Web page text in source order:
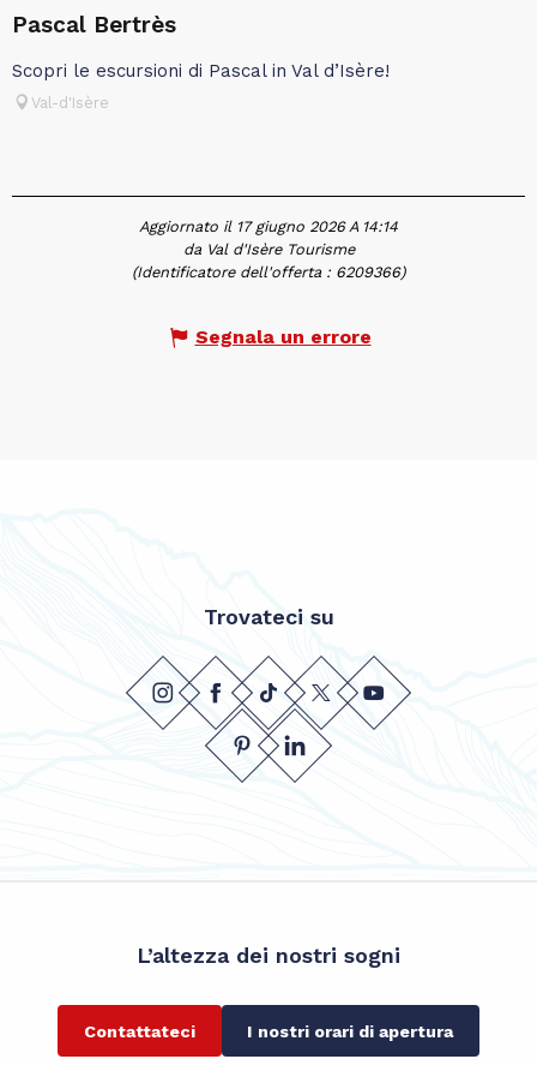
Pascal Bertrès
Scopri le escursioni di Pascal in Val d’Isère!
Val-d'Isère
Aggiornato il 17 giugno 2026 A 14:14
da Val d'Isère Tourisme
(Identificatore dell'offerta : 6209366)
Segnala un errore
Trovateci su
L’altezza dei nostri sogni
Contattateci I nostri orari di apertura